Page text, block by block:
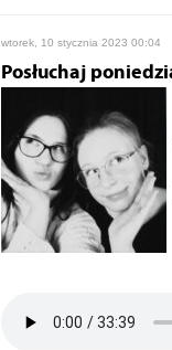
wtorek, 10 stycznia 2023 00:04
Posłuchaj